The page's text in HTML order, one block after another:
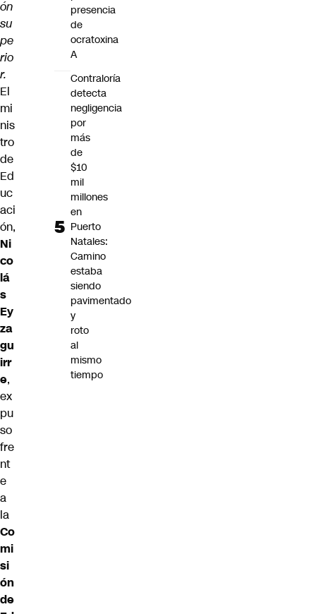
ón
su
pe
rio
r.
El
mi
nis
tro
de
Ed
uc
aci
ón,
Ni
co
lá
s
Ey
za
gu
irr
e,
ex
pu
so
fre
nt
e
a
la
Co
mi
si
ón
de
presencia
de
ocratoxina
A
Contraloría
detecta
negligencia
por
más
de
$10
mil
millones
en
Puerto
Natales:
Camino
estaba
siendo
pavimentado
y
roto
al
mismo
tiempo